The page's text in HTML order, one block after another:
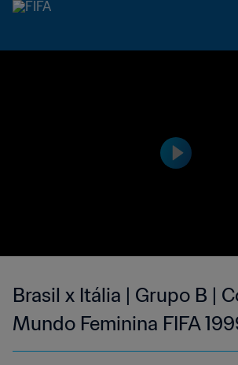
Brasil x Itália | Grupo B |
Mundo Feminina FIFA
Estados Unidos |